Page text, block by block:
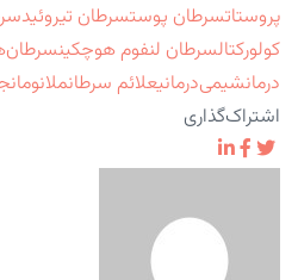
پروستاتسرطان پوستسرطان تیروئید
کولورکتالسرطان لنفوم هوچکین
درمانشیمی‌درمانیعلائم سرطانملانوما
اشتراک‌گذاری